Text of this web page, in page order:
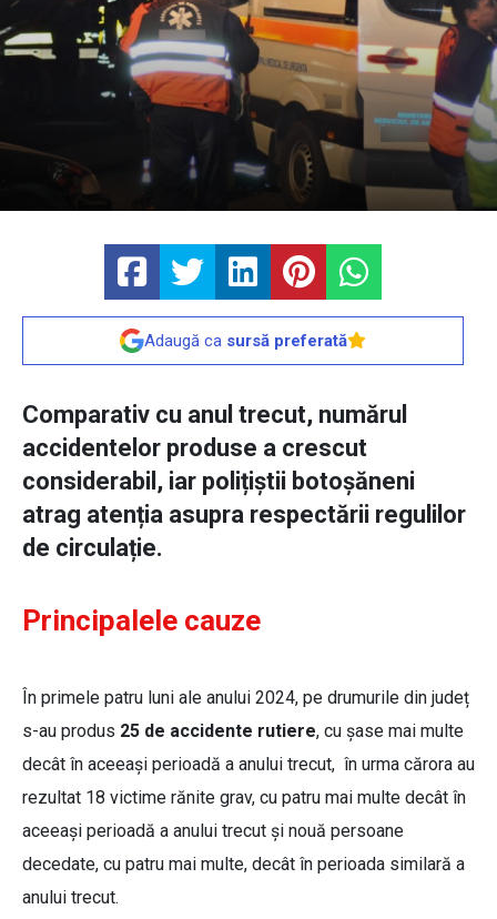
Adaugă ca sursă preferată
Comparativ cu anul trecut, numărul
accidentelor produse a crescut
considerabil, iar polițiștii botoșăneni
atrag atenția asupra respectării regulilor
de circulație.
Principalele cauze
În primele patru luni ale anului 2024, pe drumurile din județ
s-au produs 25 de accidente rutiere, cu șase mai multe
decât în aceeași perioadă a anului trecut, în urma cărora au
rezultat 18 victime rănite grav, cu patru mai multe decât în
aceeași perioadă a anului trecut și nouă persoane
decedate, cu patru mai multe, decât în perioada similară a
anului trecut.